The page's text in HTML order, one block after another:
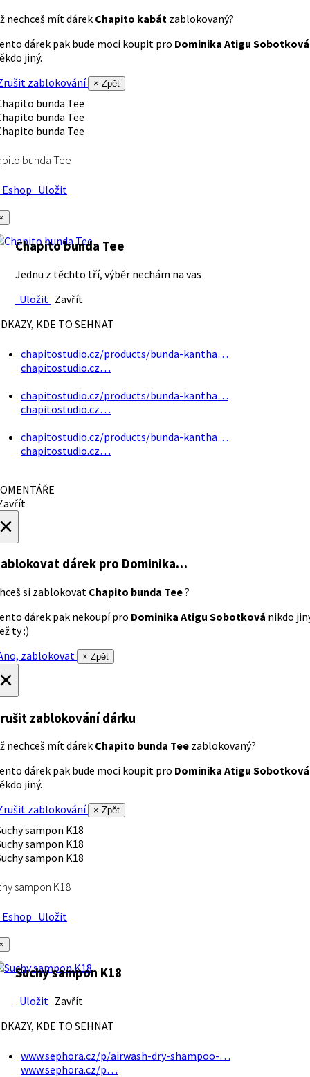
nechceš mít dárek Chapito kabát zablokovaný?
dárek pak bude moci koupit pro Dominika Atigu Sobotková
jiný.
zablokování
× Zpět
bunda Tee
Uložit
Chapito bunda Tee
Jednu z těchto tří, výběr nechám na vas
Uložit Zavřít
KDE TO SEHNAT
chapitostudio.cz/products/bunda-kantha…
chapitostudio.cz…
chapitostudio.cz/products/bunda-kantha…
chapitostudio.cz…
chapitostudio.cz/products/bunda-kantha…
chapitostudio.cz…
dárek pro Dominika…
si zablokovat Chapito bunda Tee?
dárek pak nekoupí pro Dominika Atigu Sobotková nikdo
ty :)
zablokovat
× Zpět
zablokování dárku
nechceš mít dárek Chapito bunda Tee zablokovaný?
dárek pak bude moci koupit pro Dominika Atigu Sobotková
jiný.
zablokování
× Zpět
sampon K18
Uložit
Suchy sampon K18
Uložit Zavřít
KDE TO SEHNAT
www.sephora.cz/p/airwash-dry-shampoo-…
www.sephora.cz/p…